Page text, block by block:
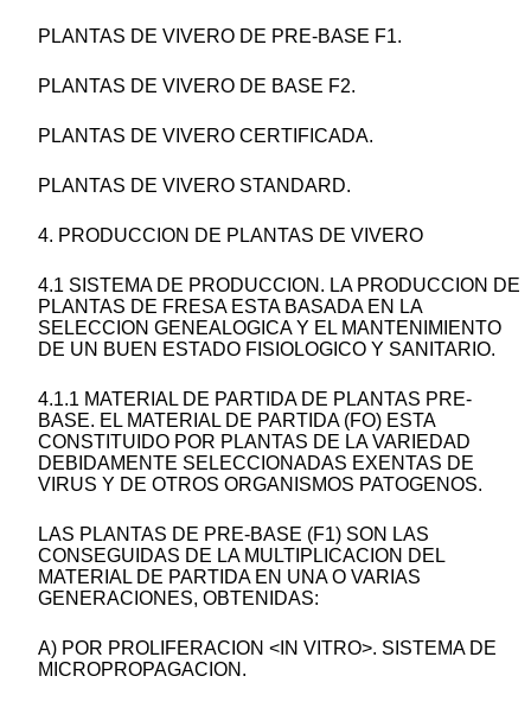
PLANTAS DE VIVERO DE PRE-BASE F1.
PLANTAS DE VIVERO DE BASE F2.
PLANTAS DE VIVERO CERTIFICADA.
PLANTAS DE VIVERO STANDARD.
4. PRODUCCION DE PLANTAS DE VIVERO
4.1 SISTEMA DE PRODUCCION. LA PRODUCCION DE
PLANTAS DE FRESA ESTA BASADA EN LA
SELECCION GENEALOGICA Y EL MANTENIMIENTO
DE UN BUEN ESTADO FISIOLOGICO Y SANITARIO.
4.1.1 MATERIAL DE PARTIDA DE PLANTAS PRE-
BASE. EL MATERIAL DE PARTIDA (FO) ESTA
CONSTITUIDO POR PLANTAS DE LA VARIEDAD
DEBIDAMENTE SELECCIONADAS EXENTAS DE
VIRUS Y DE OTROS ORGANISMOS PATOGENOS.
LAS PLANTAS DE PRE-BASE (F1) SON LAS
CONSEGUIDAS DE LA MULTIPLICACION DEL
MATERIAL DE PARTIDA EN UNA O VARIAS
GENERACIONES, OBTENIDAS:
A) POR PROLIFERACION <IN VITRO>. SISTEMA DE
MICROPROPAGACION.